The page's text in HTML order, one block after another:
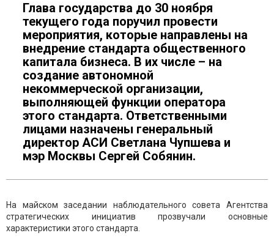
Глава государства до 30 ноября
текущего года поручил провести
мероприятия, которые направлены на
внедрение стандарта общественного
капитала бизнеса. В их числе – на
создание автономной
некоммерческой организации,
выполняющей функции оператора
этого стандарта. Ответственными
лицами назначены генеральный
директор АСИ Светлана Чупшева и
мэр Москвы Сергей Собянин.
На майском заседании наблюдательного совета Агентства
стратегических инициатив прозвучали основные
характеристики этого стандарта.